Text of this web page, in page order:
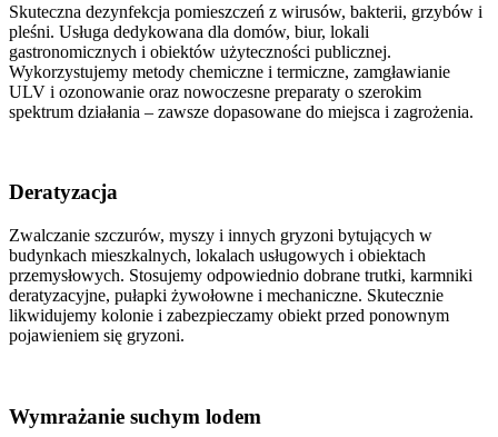
Skuteczna dezynfekcja pomieszczeń z wirusów, bakterii, grzybów i
pleśni. Usługa dedykowana dla domów, biur, lokali
gastronomicznych i obiektów użyteczności publicznej.
Wykorzystujemy metody chemiczne i termiczne, zamgławianie
ULV i ozonowanie oraz nowoczesne preparaty o szerokim
spektrum działania – zawsze dopasowane do miejsca i zagrożenia.
Deratyzacja
Zwalczanie szczurów, myszy i innych gryzoni bytujących w
budynkach mieszkalnych, lokalach usługowych i obiektach
przemysłowych. Stosujemy odpowiednio dobrane trutki, karmniki
deratyzacyjne, pułapki żywołowne i mechaniczne. Skutecznie
likwidujemy kolonie i zabezpieczamy obiekt przed ponownym
pojawieniem się gryzoni.
Wymrażanie suchym lodem